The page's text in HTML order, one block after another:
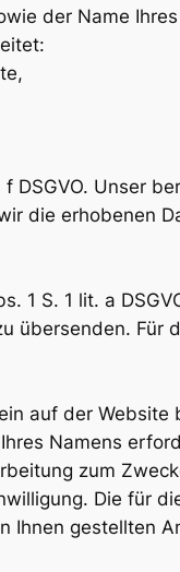
der Name
DSGVO. Unser
die erhobenen
1 S. 1 lit. a
übersenden. Für
auf der Website
Namens
zum
Die für
Ihnen gestellten